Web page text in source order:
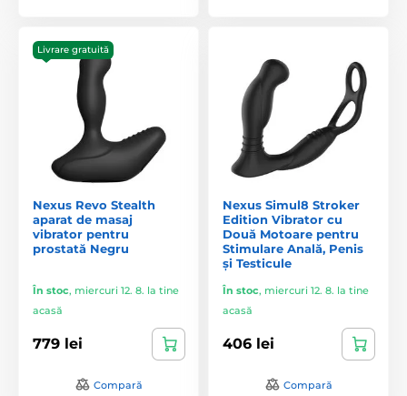
Livrare gratuită
Nexus Revo Stealth
aparat de masaj
vibrator pentru
prostată Negru
În stoc, miercuri 12. 8. la tine
acasă
779 lei
Compară
Nexus Simul8 Stroker
Edition Vibrator cu
Două Motoare pentru
Stimulare Anală, Penis
și Testicule
În stoc, miercuri 12. 8. la tine
acasă
406 lei
Compară